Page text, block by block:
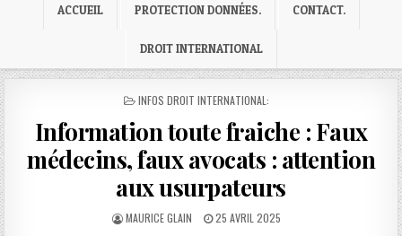
ACCUEIL PROTECTION DONNÉES. CONTACT.
DROIT INTERNATIONAL
POSTED
INFOS DROIT INTERNATIONAL:
Information toute fraiche : Faux
médecins, faux avocats : attention
aux usurpateurs
AUTHOR:
MAURICE GLAIN
PUBLISHED
25 AVRIL 2025